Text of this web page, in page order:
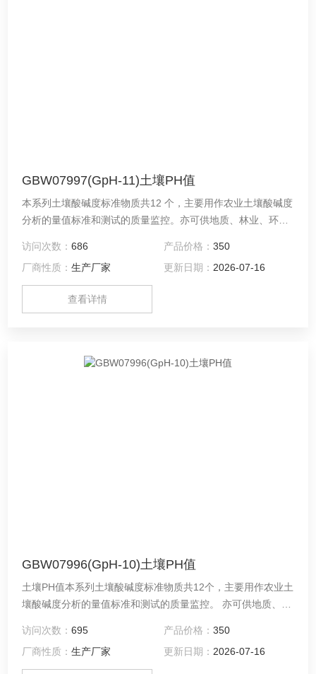
GBW07997(GpH-11)土壤PH值
本系列土壤酸碱度标准物质共12 个，主要用作农业土壤酸碱度
分析的量值标准和测试的质量监控。亦可供地质、林业、环境
访问次数：686 产品价格： 350
厂商性质：生产厂家 更新日期： 2026-07-16
查看详情
GBW07996(GpH-10)土壤PH值
土壤PH值本系列土壤酸碱度标准物质共12个，主要用作农业土
壤酸碱度分析的量值标准和测试的质量监控。 亦可供地质、林
访问次数：695 产品价格： 350
厂商性质：生产厂家 更新日期： 2026-07-16